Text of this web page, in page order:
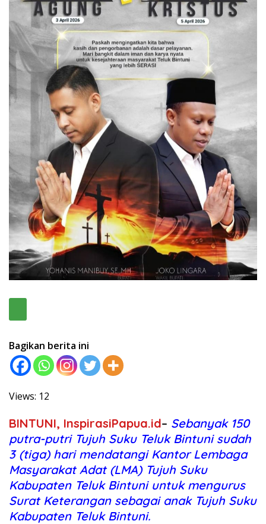
Bagikan berita ini
Views: 12
BINTUNI, InspirasiPapua.id– Sebanyak 150
putra-putri Tujuh Suku Teluk Bintuni sudah
3 (tiga) hari mendatangi Kantor Lembaga
Masyarakat Adat (LMA) Tujuh Suku
Kabupaten Teluk Bintuni untuk mengurus
Surat Keterangan sebagai anak Tujuh Suku
Kabupaten Teluk Bintuni.